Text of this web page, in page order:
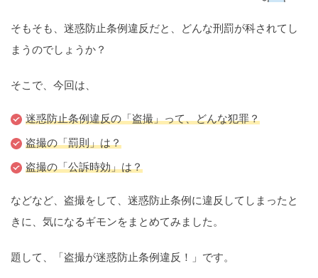
そもそも、迷惑防止条例違反だと、どんな刑罰が科されてし
まうのでしょうか？
そこで、今回は、
迷惑防止条例違反の「盗撮」って、どんな犯罪？
盗撮の「罰則」は？
盗撮の「公訴時効」は？
などなど、盗撮をして、迷惑防止条例に違反してしまったと
きに、気になるギモンをまとめてみました。
題して、「盗撮が迷惑防止条例違反！」です。